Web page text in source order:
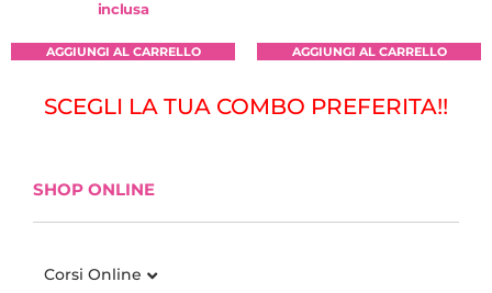
inclusa
AGGIUNGI AL CARRELLO AGGIUNGI AL CARRELLO
SCEGLI LA TUA COMBO PREFERITA!!
SHOP ONLINE
Corsi Online